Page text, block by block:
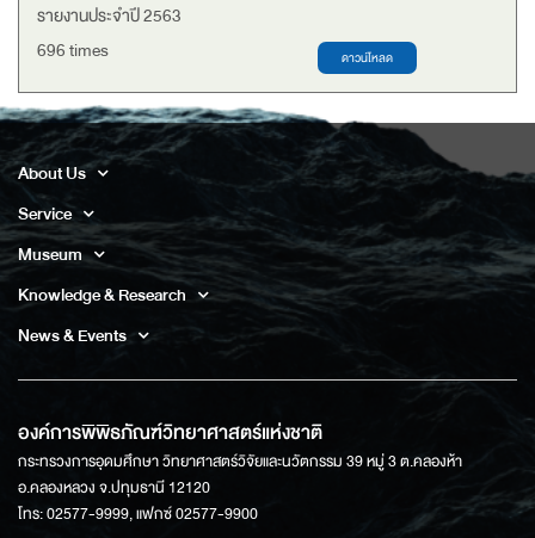
รายงานประจำปี 2563
696 times
About Us
Service
Museum
Knowledge & Research
News & Events
องค์การพิพิธภัณฑ์วิทยาศาสตร์แห่งชาติ
กระทรวงการอุดมศึกษา วิทยาศาสตร์วิจัยและนวัตกรรม 39 หมู่ 3 ต.คลองห้า
อ.คลองหลวง จ.ปทุมธานี 12120
โทร: 02577-9999, แฟกซ์ 02577-9900